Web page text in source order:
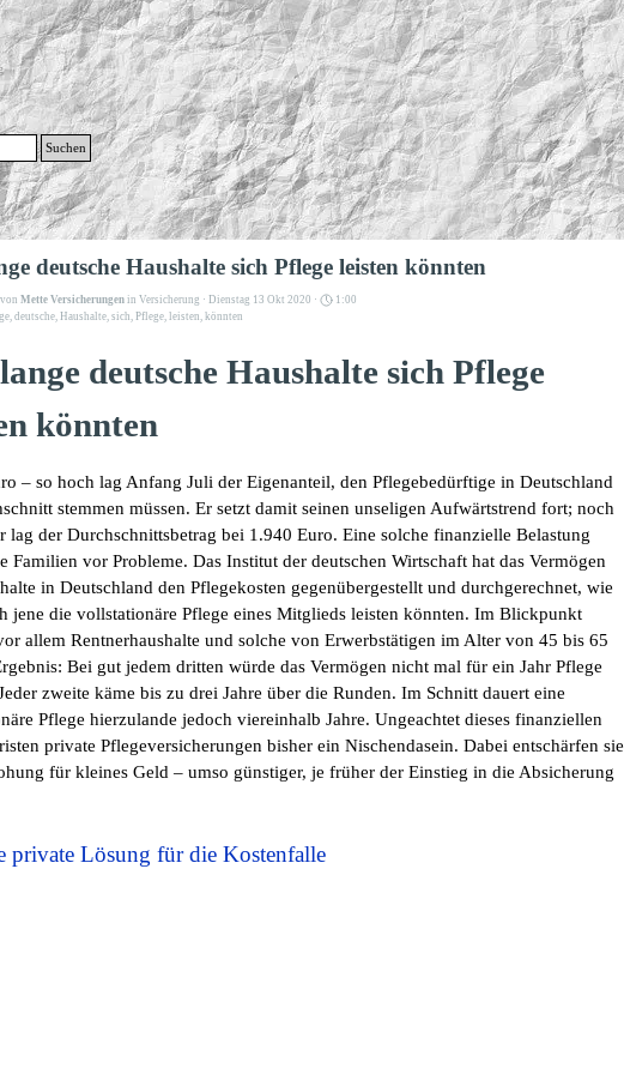
Suchen
Menü überspringen
deutsche Haushalte sich Pflege leisten könnten
Mette Versicherungen in Versicherung · Dienstag 13 Okt 2020 ·
1:00
, deutsche, Haushalte, sich, Pflege, leisten, könnten
deutsche Haushalte sich Pflege
könnten
– so hoch lag Anfang Juli der Eigenanteil, den Pflegebedürftige in Deutschland
stemmen müssen. Er setzt damit seinen unseligen Aufwärtstrend fort; noch
lag der Durchschnittsbetrag bei 1.940 Euro. Eine solche finanzielle Belastung
Familien vor Probleme. Das Institut der deutschen Wirtschaft hat das Vermögen
in Deutschland den Pflegekosten gegenübergestellt und durchgerechnet, wie
jene die vollstationäre Pflege eines Mitglieds leisten könnten. Im Blickpunkt
allem Rentnerhaushalte und solche von Erwerbstätigen im Alter von 45 bis 65
Bei gut jedem dritten würde das Vermögen nicht mal für ein Jahr Pflege
zweite käme bis zu drei Jahre über die Runden. Im Schnitt dauert eine
Pflege hierzulande jedoch viereinhalb Jahre. Ungeachtet dieses finanziellen
private Pflegeversicherungen bisher ein Nischendasein. Dabei entschärfen sie
für kleines Geld – umso günstiger, je früher der Einstieg in die Absicherung
private Lösung für die Kostenfalle